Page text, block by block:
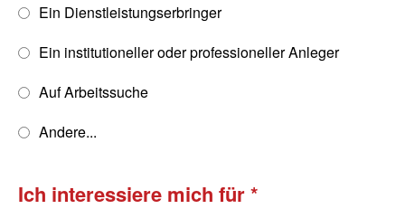
Ein Dienstleistungserbringer
Ein institutioneller oder professioneller Anleger
Auf Arbeitssuche
Andere...
Ich interessiere mich für